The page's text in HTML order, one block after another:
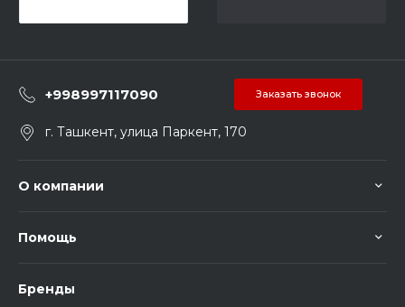
+998997117090 Заказать звонок
г. Ташкент, улица Паркент, 170
О компании
Помощь
Бренды